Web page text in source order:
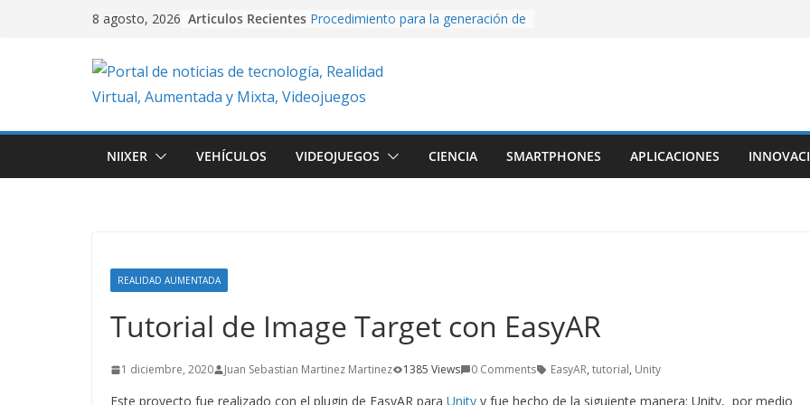
8 agosto, 2026 Articulos Recientes Procedimiento para la generación de
plataformas 2D hecho desde cero
en Unity.
Creación de videos con Inteligencia
EasyAR: Así construimos una app
que cobra vida al escanear una
NIIXER VEHÍCULOS VIDEOJUEGOS CIENCIA SMARTPHONES APLICACIONES
REALIDAD AUMENTADA
Tutorial de Image Target con EasyAR
1 diciembre, 2020 Juan Sebastian Martinez Martinez 1385 Views 0 Comments EasyAR, tutorial, Unity
Este proyecto fue realizado con el plugin de EasyAR para Unity y fue hecho de la siguiente manera: Unity, por medio